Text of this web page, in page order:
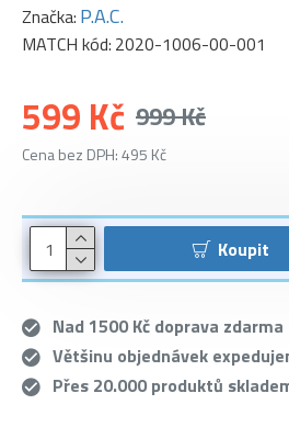
599 Kč 999 Kč
Cena bez DPH: 495 Kč
Značka: P.A.C.
MATCH kód: 2020-1006-00-001
Koupit
Nad 1500 Kč doprava zdarma
Většinu objednávek
Přes 20.000 produktů